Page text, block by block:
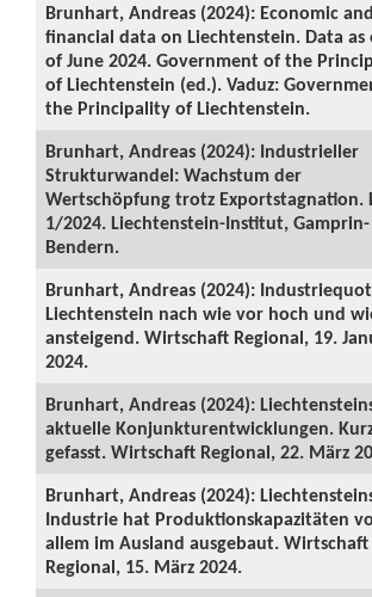
Brunhart, Andreas (2024): Economic and
financial data on Liechtenstein. Data as
of June 2024. Government of the
of Liechtenstein (ed.). Vaduz:
the Principality of Liechtenstein.
Brunhart, Andreas (2024): Industrieller
Strukturwandel: Wachstum der
Wertschöpfung trotz Exportstagnation.
1/2024. Liechtenstein-Institut, Gamprin-
Bendern.
Brunhart, Andreas (2024):
Liechtenstein nach wie vor hoch und
ansteigend. Wirtschaft Regional, 19.
2024.
Brunhart, Andreas (2024):
aktuelle Konjunkturentwicklungen.
gefasst. Wirtschaft Regional, 22. März
Brunhart, Andreas (2024):
Industrie hat Produktionskapazitäten
allem im Ausland ausgebaut. Wirtschaft
Regional, 15. März 2024.